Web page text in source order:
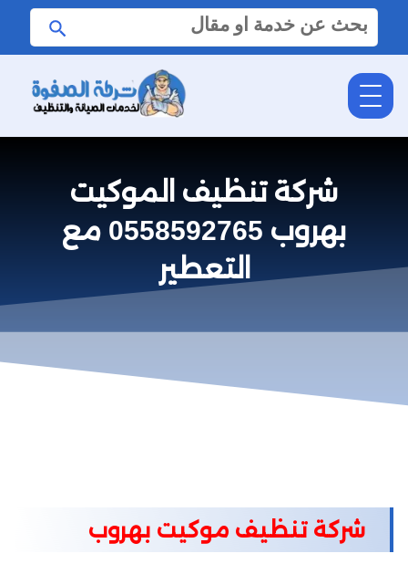
البحث
عن:
شركة تنظيف الموكيت
بهروب 0558592765 مع
التعطير
شركة تنظيف موكيت بهروب